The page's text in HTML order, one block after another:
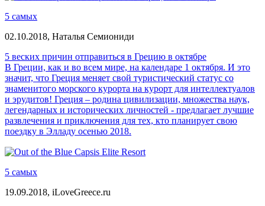
5 самых
02.10.2018, Наталья Семиониди
5 веских причин отправиться в Грецию в октябре
В Греции, как и во всем мире, на календаре 1 октября. И это
значит, что Греция меняет свой туристический статус со
знаменитого морского курорта на курорт для интеллектуалов
и эрудитов! Греция – родина цивилизации, множества наук,
легендарных и исторических личностей - предлагает лучшие
развлечения и приключения для тех, кто планирует свою
поездку в Элладу осенью 2018.
5 самых
19.09.2018, iLoveGreece.ru